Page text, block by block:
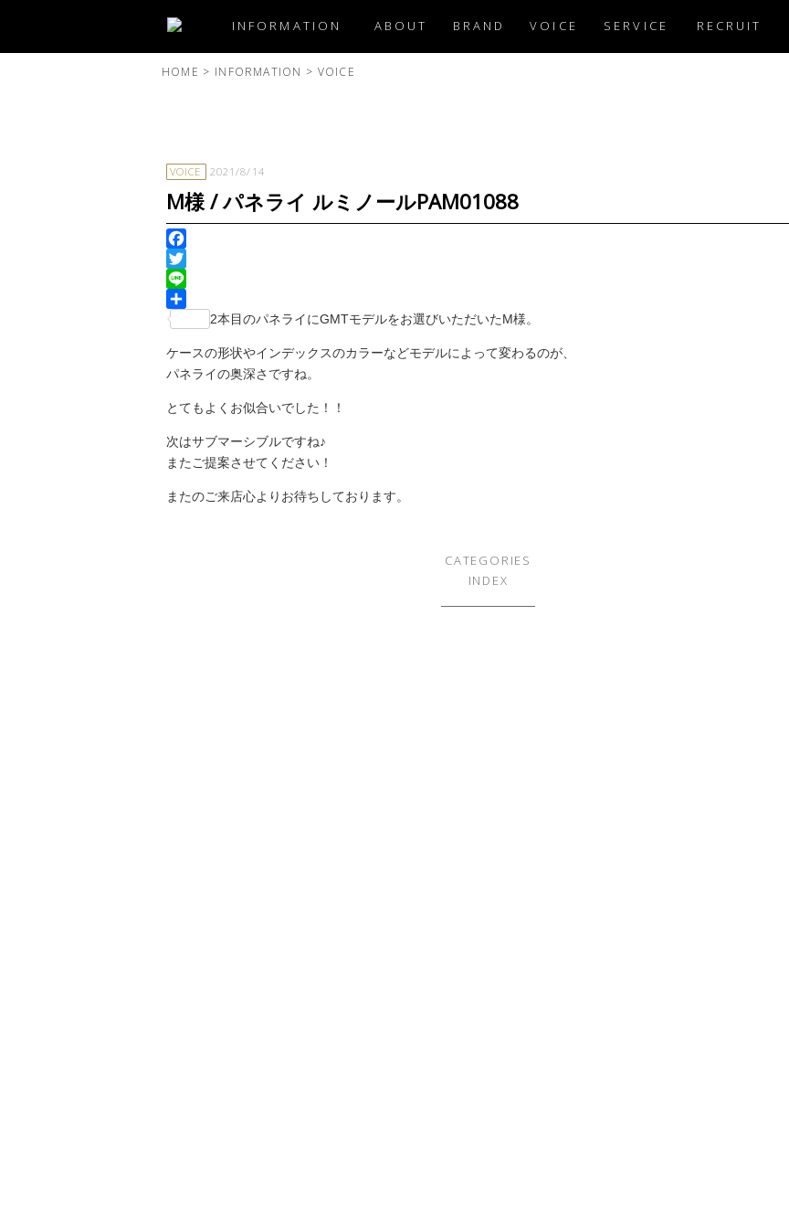
INFORMATION ABOUT BRAND VOICE SERVICE RECRUIT
HOME > INFORMATION > VOICE
VOICE 2021/8/14
M様 / パネライ ルミノールPAM01088
Facebook
Twitter
Line
共
2本目のパネライにGMTモデルをお選びいただいたM様。
ケースの形状やインデックスのカラーなどモデルによって変わるのが、
パネライの奥深さですね。
とてもよくお似合いでした！！
次はサブマーシブルですね♪
またご提案させてください！
またのご来店心よりお待ちしております。
CATEGORIES
INDEX